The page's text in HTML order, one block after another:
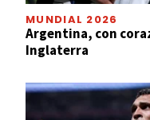
MUNDIAL 2026
Argentina, con
Inglaterra